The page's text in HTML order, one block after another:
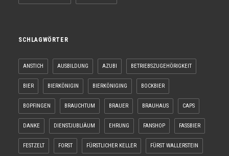
SCHLAGWÖRTER
ANSTICH AUSBILDUNG AZUBI BETRIEBSZUGEHÖRIGKEIT
BIER BIERKÖNIGIN BIERKÖNIGING BOCKBIER
BOPFINGEN BRAUCHTUM BRAUER BRAUHAUS CAPS
DANKE DIENSTJUBLIÄUM EHRUNG FANSHOP FASSBIER
FESTZELT FORST FÜRSTLICHER KELLER FÜRST WALLERSTEIN